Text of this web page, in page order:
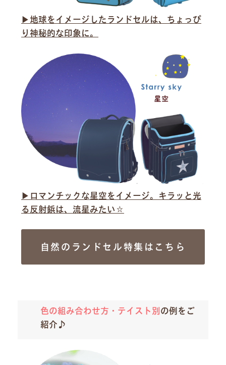
▶︎地球をイメージしたランドセルは、ちょっぴ
り神秘的な印象に。
▶︎ロマンチックな星空をイメージ。キラッと光
る反射鋲は、流星みたい☆
自然のランドセル特集はこちら
色の組み合わせ方・テイスト別 の例をご
紹介♪